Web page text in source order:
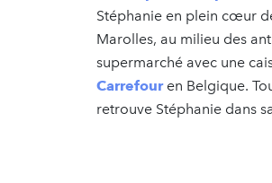
Stéphanie en plein cœur
Marolles, au milieu des
supermarché avec une
Carrefouren Belgique.
retrouve Stéphanie dans